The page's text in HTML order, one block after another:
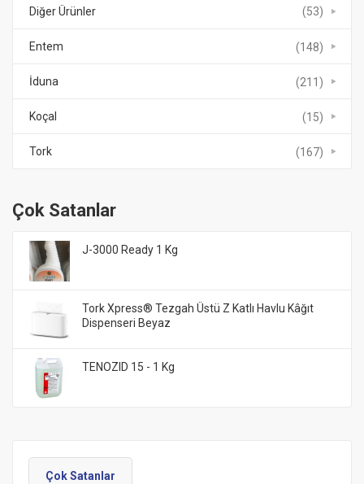
Diğer Ürünler (53)
Entem (148)
İduna (211)
Koçal (15)
Tork (167)
Çok Satanlar
J-3000 Ready 1 Kg
Tork Xpress® Tezgah Üstü Z Katlı Havlu Kâğıt
Dispenseri Beyaz
TENOZID 15 - 1 Kg
Çok Satanlar